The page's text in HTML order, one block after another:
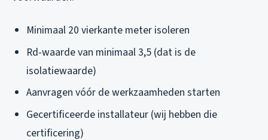
Minimaal 20 vierkante meter isoleren
Rd-waarde van minimaal 3,5 (dat is de
isolatiewaarde)
Aanvragen vóór de werkzaamheden starten
Gecertificeerde installateur (wij hebben die
certificering)